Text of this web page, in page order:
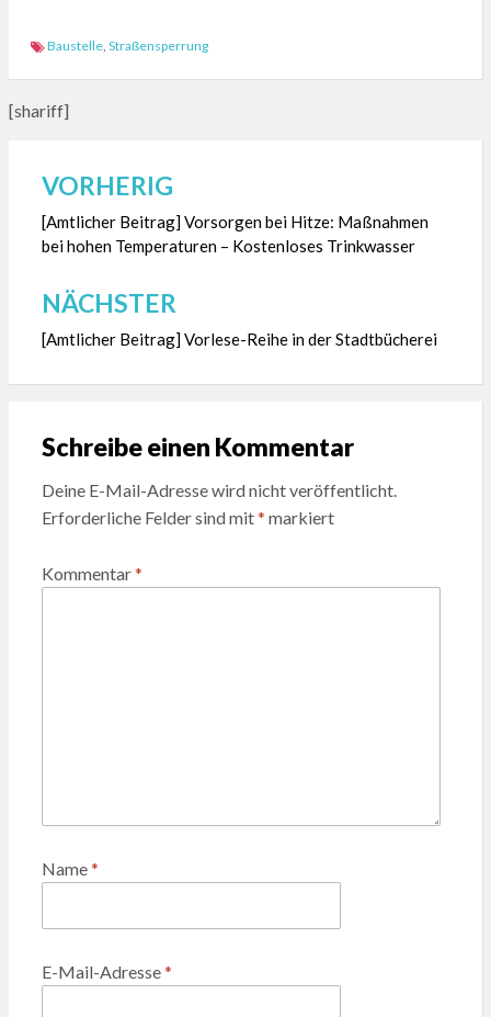
Baustelle, Straßensperrung
[shariff]
Beitragsnavigation
VORHERIG
[Amtlicher Beitrag] Vorsorgen bei Hitze: Maßnahmen
bei hohen Temperaturen – Kostenloses Trinkwasser
NÄCHSTER
[Amtlicher Beitrag] Vorlese-Reihe in der Stadtbücherei
Schreibe einen Kommentar
Deine E-Mail-Adresse wird nicht veröffentlicht.
Erforderliche Felder sind mit* markiert
Kommentar*
Name*
E-Mail-Adresse*